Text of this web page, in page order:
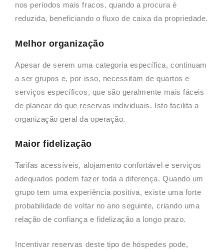
nos períodos mais fracos, quando a procura é
reduzida, beneficiando o fluxo de caixa da propriedade.
Melhor organização
Apesar de serem uma categoria específica, continuam
a ser grupos e, por isso, necessitam de quartos e
serviços específicos, que são geralmente mais fáceis
de planear do que reservas individuais. Isto facilita a
organização geral da operação.
Maior fidelização
Tarifas acessíveis, alojamento confortável e serviços
adequados podem fazer toda a diferença. Quando um
grupo tem uma experiência positiva, existe uma forte
probabilidade de voltar no ano seguinte, criando uma
relação de confiança e fidelização a longo prazo.
Incentivar reservas deste tipo de hóspedes pode,